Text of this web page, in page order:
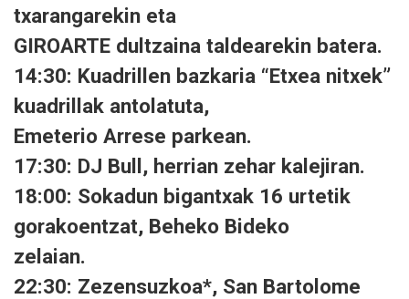
txarangarekin eta
GIROARTE dultzaina taldearekin batera.
14:30: Kuadrillen bazkaria “Etxea nitxek”
kuadrillak antolatuta,
Emeterio Arrese parkean.
17:30: DJ Bull, herrian zehar kalejiran.
18:00: Sokadun bigantxak 16 urtetik
gorakoentzat, Beheko Bideko
zelaian.
22:30: Zezensuzkoa*, San Bartolome